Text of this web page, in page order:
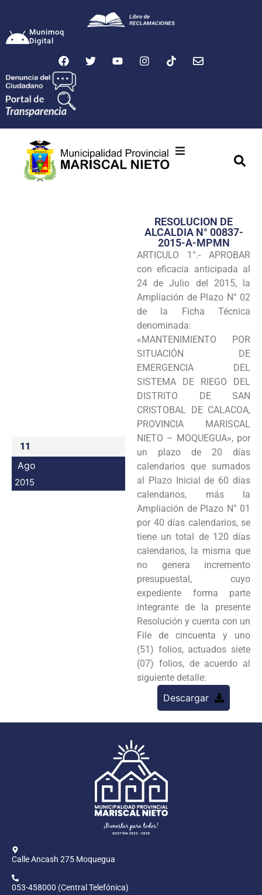
Munimoq
Digital
Transparencia
Seguridad
Programas
Intranet
11
Ago
2015
RESOLUCION DE
ALCALDIA N° 00837-
2015-A-MPMN
ARTICULO 1°.- APROBAR
con eficacia anticipada al
24 de Julio del 2015, la
Ampliación de Plazo N° 02
de la Ficha Técnica
denominada:
«MANTENIMIENTO POR
SITUACIÓN DE
EMERGENCIA DEL
SISTEMA DE RIEGO DEL
DISTRITO DE SAN
CRISTOBAL DE CALACOA,
PROVINCIA MARISCAL
NIETO – MOQUEGUA», por
un plazo de 20 días
calendarios que sumados
al Plazo Inicial de 60 días
calendarios, más la
Ampliación de Plazo N° 01
por 40 días calendarios, se
tiene un total de 120 días
calendarios, la misma que
no genera incremento
presupuestal, cuyo
expediente forma parte
integrante de la presente
Resolución y cuenta con un
File de cincuenta y uno
(51) folios, actuados siete
(07) folios, de acuerdo al
siguiente detalle:
Descargar
Calle Ancash 275 Moquegua
053-458000 (Central Telefónica)